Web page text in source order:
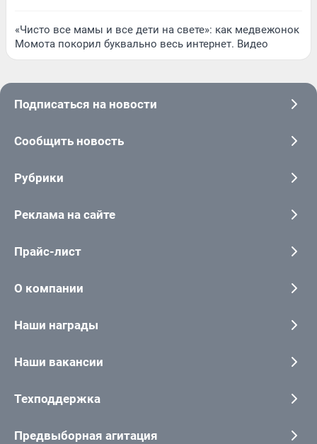
«Чисто все мамы и все дети на свете»: как медвежонок
Момота покорил буквально весь интернет. Видео
Подписаться на новости
Сообщить новость
Рубрики
Реклама на сайте
Прайс-лист
О компании
Наши награды
Наши вакансии
Техподдержка
Предвыборная агитация